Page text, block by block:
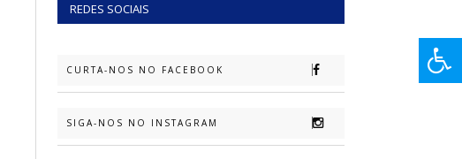
REDES SOCIAIS
CURTA-NOS NO FACEBOOK
SIGA-NOS NO INSTAGRAM